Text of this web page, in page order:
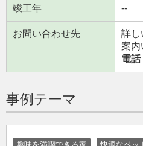
竣工年 --
お問い合わせ先
詳し
案内
電
事例テーマ